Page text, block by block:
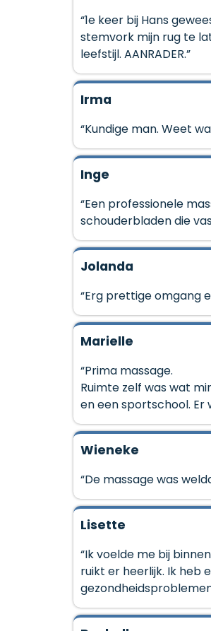
“1e keer bij Hans
stemvork mijn rug te
leefstijl. AANRADER.”
Irma
“Kundige man. Weet
Inge
“Een professionele
schouderbladen die
Jolanda
“Erg prettige omgang
Marielle
“Prima massage.
Ruimte zelf was wat
en een sportschool. Er
Wieneke
“De massage was
Lisette
“Ik voelde me bij
ruikt er heerlijk. Ik heb